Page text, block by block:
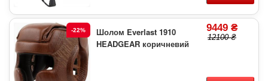
-22%
Шолом Everlast 1910
HEADGEAR коричневий
9449 ₴
12100 ₴